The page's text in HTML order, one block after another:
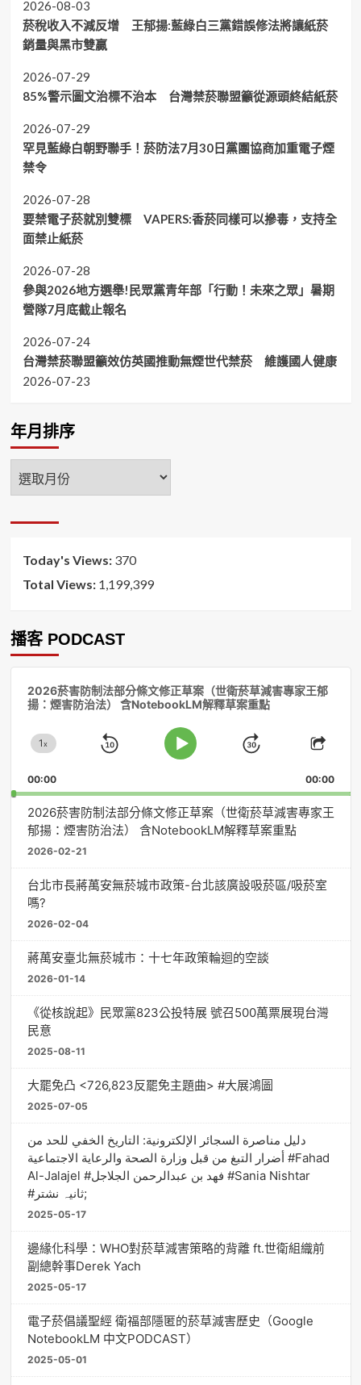
2026-08-03
菸稅收入不減反增 王郁揚:藍綠白三黨錯誤修法將讓紙菸
銷量與黑市雙贏
2026-07-29
85%警示圖文治標不治本 台灣禁菸聯盟籲從源頭終結紙菸
2026-07-29
罕見藍綠白朝野聯手！菸防法7月30日黨團協商加重電子煙
禁令
2026-07-28
要禁電子菸就別雙標 VAPERS:香菸同樣可以摻毒，支持全
面禁止紙菸
2026-07-28
參與2026地方選舉!民眾黨青年部「行動！未來之眾」暑期
營隊7月底截止報名
2026-07-24
台灣禁菸聯盟籲效仿英國推動無煙世代禁菸 維護國人健康
2026-07-23
年月排序
年
月
序
Today's Views: 370
Total Views: 1,199,399
播客 PODCAST
2026菸害防制法部分條文修正草案（世衛菸草減害專家王郁
揚：煙害防治法） 含NotebookLM解釋草案重點
Change
Rate
1x
Skip
Play
Jump
Forward
Share
00:00 00:00
2026菸害防制法部分條文修正草案（世衛菸草減害專家王
郁揚：煙害防治法） 含NotebookLM解釋草案重點
2026-02-21
台北市長蔣萬安無菸城市政策-台北該廣設吸菸區/吸菸室
嗎?
2026-02-04
蔣萬安臺北無菸城市：十七年政策輪迴的空談
2026-01-14
《從核說起》民眾黨823公投特展 號召500萬票展現台灣
民意
2025-08-11
大罷免凸 <726,823反罷免主題曲> #大展鴻圖
2025-07-05
دليل مناصرة السجائر الإلكترونية: التاريخ الخفي للحد من
أضرار التبغ من قبل وزارة الصحة والرعاية الاجتماعية #Fahad
Al-Jalajel #فهد بن عبدالرحمن الجلاجل #Sania Nishtar
#ثانیہ نشتر;
2025-05-17
邊緣化科學：WHO對菸草減害策略的背離 ft.世衛組織前
副總幹事Derek Yach
2025-05-17
電子菸倡議聖經 衛福部隱匿的菸草減害歷史（Google
NotebookLM 中文PODCAST）
2025-05-01